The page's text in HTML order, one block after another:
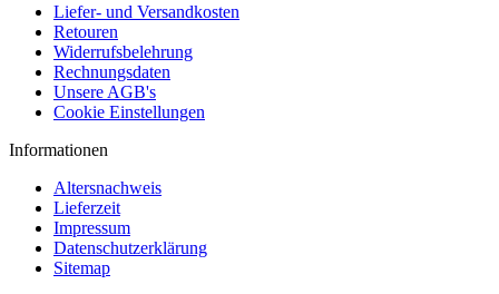
Liefer- und Versandkosten
Retouren
Widerrufsbelehrung
Rechnungsdaten
Unsere AGB's
Cookie Einstellungen
Informationen
Altersnachweis
Lieferzeit
Impressum
Datenschutzerklärung
Sitemap